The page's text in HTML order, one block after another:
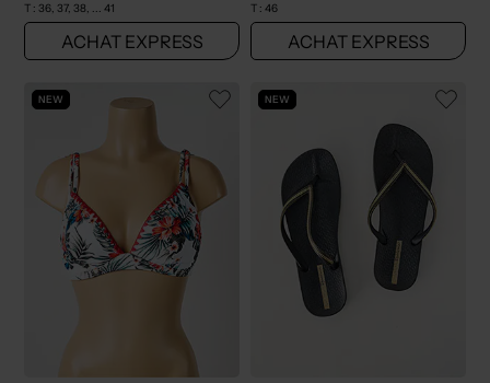
T : 36, 37, 38, ... 41
ACHAT EXPRESS
T : 46
ACHAT EXPRESS
NEW NEW